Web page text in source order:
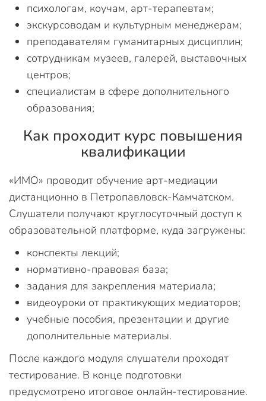
психологам, коучам, арт-терапевтам;
экскурсоводам и культурным менеджерам;
преподавателям гуманитарных дисциплин;
сотрудникам музеев, галерей, выставочных
центров;
специалистам в сфере дополнительного
образования;
Как проходит курс повышения
квалификации
«ИМО» проводит обучение арт-медиации
дистанционно в Петропавловск-Камчатском.
Слушатели получают круглосуточный доступ к
образовательной платформе, куда загружены:
конспекты лекций;
нормативно-правовая база;
задания для закрепления материала;
видеоуроки от практикующих медиаторов;
учебные пособия, презентации и другие
дополнительные материалы.
После каждого модуля слушатели проходят
тестирование. В конце подготовки
предусмотрено итоговое онлайн-тестирование.